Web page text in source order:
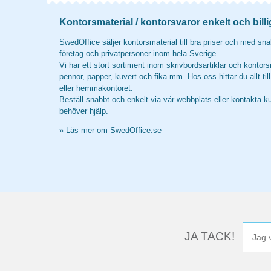
Kontorsmaterial / kontorsvaror enkelt och
SwedOffice säljer kontorsmaterial till bra priser och med
företag och privatpersoner inom hela Sverige.
Vi har ett stort sortiment inom skrivbordsartiklar och
pennor, papper, kuvert och fika mm. Hos oss hittar du allt
eller hemmakontoret.
Beställ snabbt och enkelt via vår webbplats eller kontakta
behöver hjälp.
» Läs mer om SwedOffice.se
JA TACK!